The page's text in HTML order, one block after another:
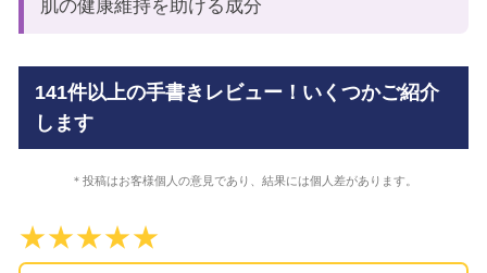
肌の健康維持を助ける成分
141件以上の手書きレビュー！いくつかご紹介
します
＊投稿はお客様個人の意見であり、結果には個人差があります。
★★★★★